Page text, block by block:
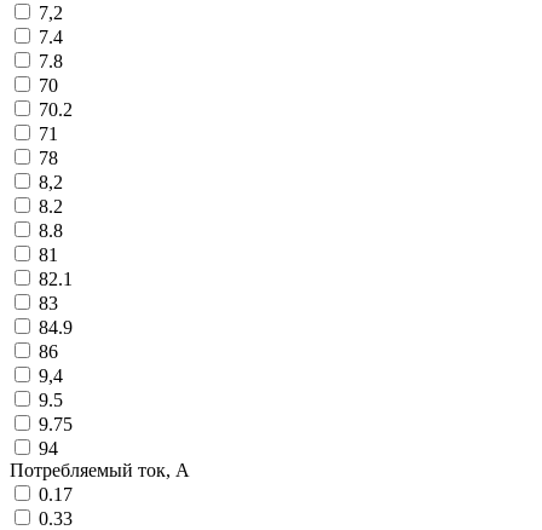
7,2
7.4
7.8
70
70.2
71
78
8,2
8.2
8.8
81
82.1
83
84.9
86
9,4
9.5
9.75
94
Потребляемый ток, A
0.17
0.33